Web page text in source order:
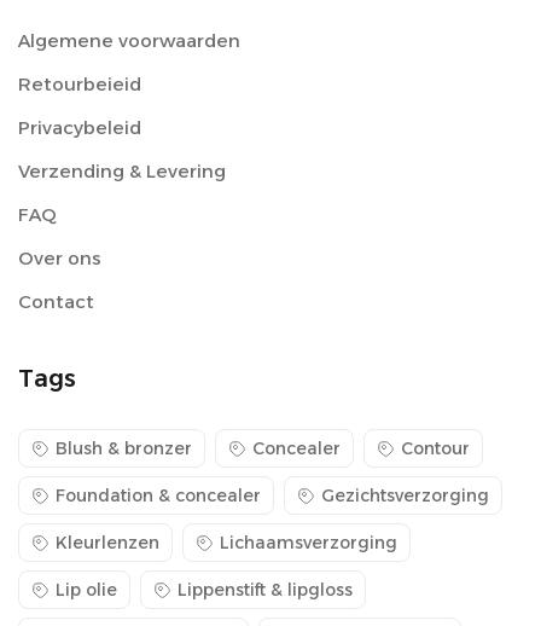
Algemene voorwaarden
Retourbeieid
Privacybeleid
Verzending & Levering
FAQ
Over ons
Contact
Tags
Blush & bronzer Concealer Contour
Foundation & concealer Gezichtsverzorging
Kleurlenzen Lichaamsverzorging
Lip olie Lippenstift & lipgloss